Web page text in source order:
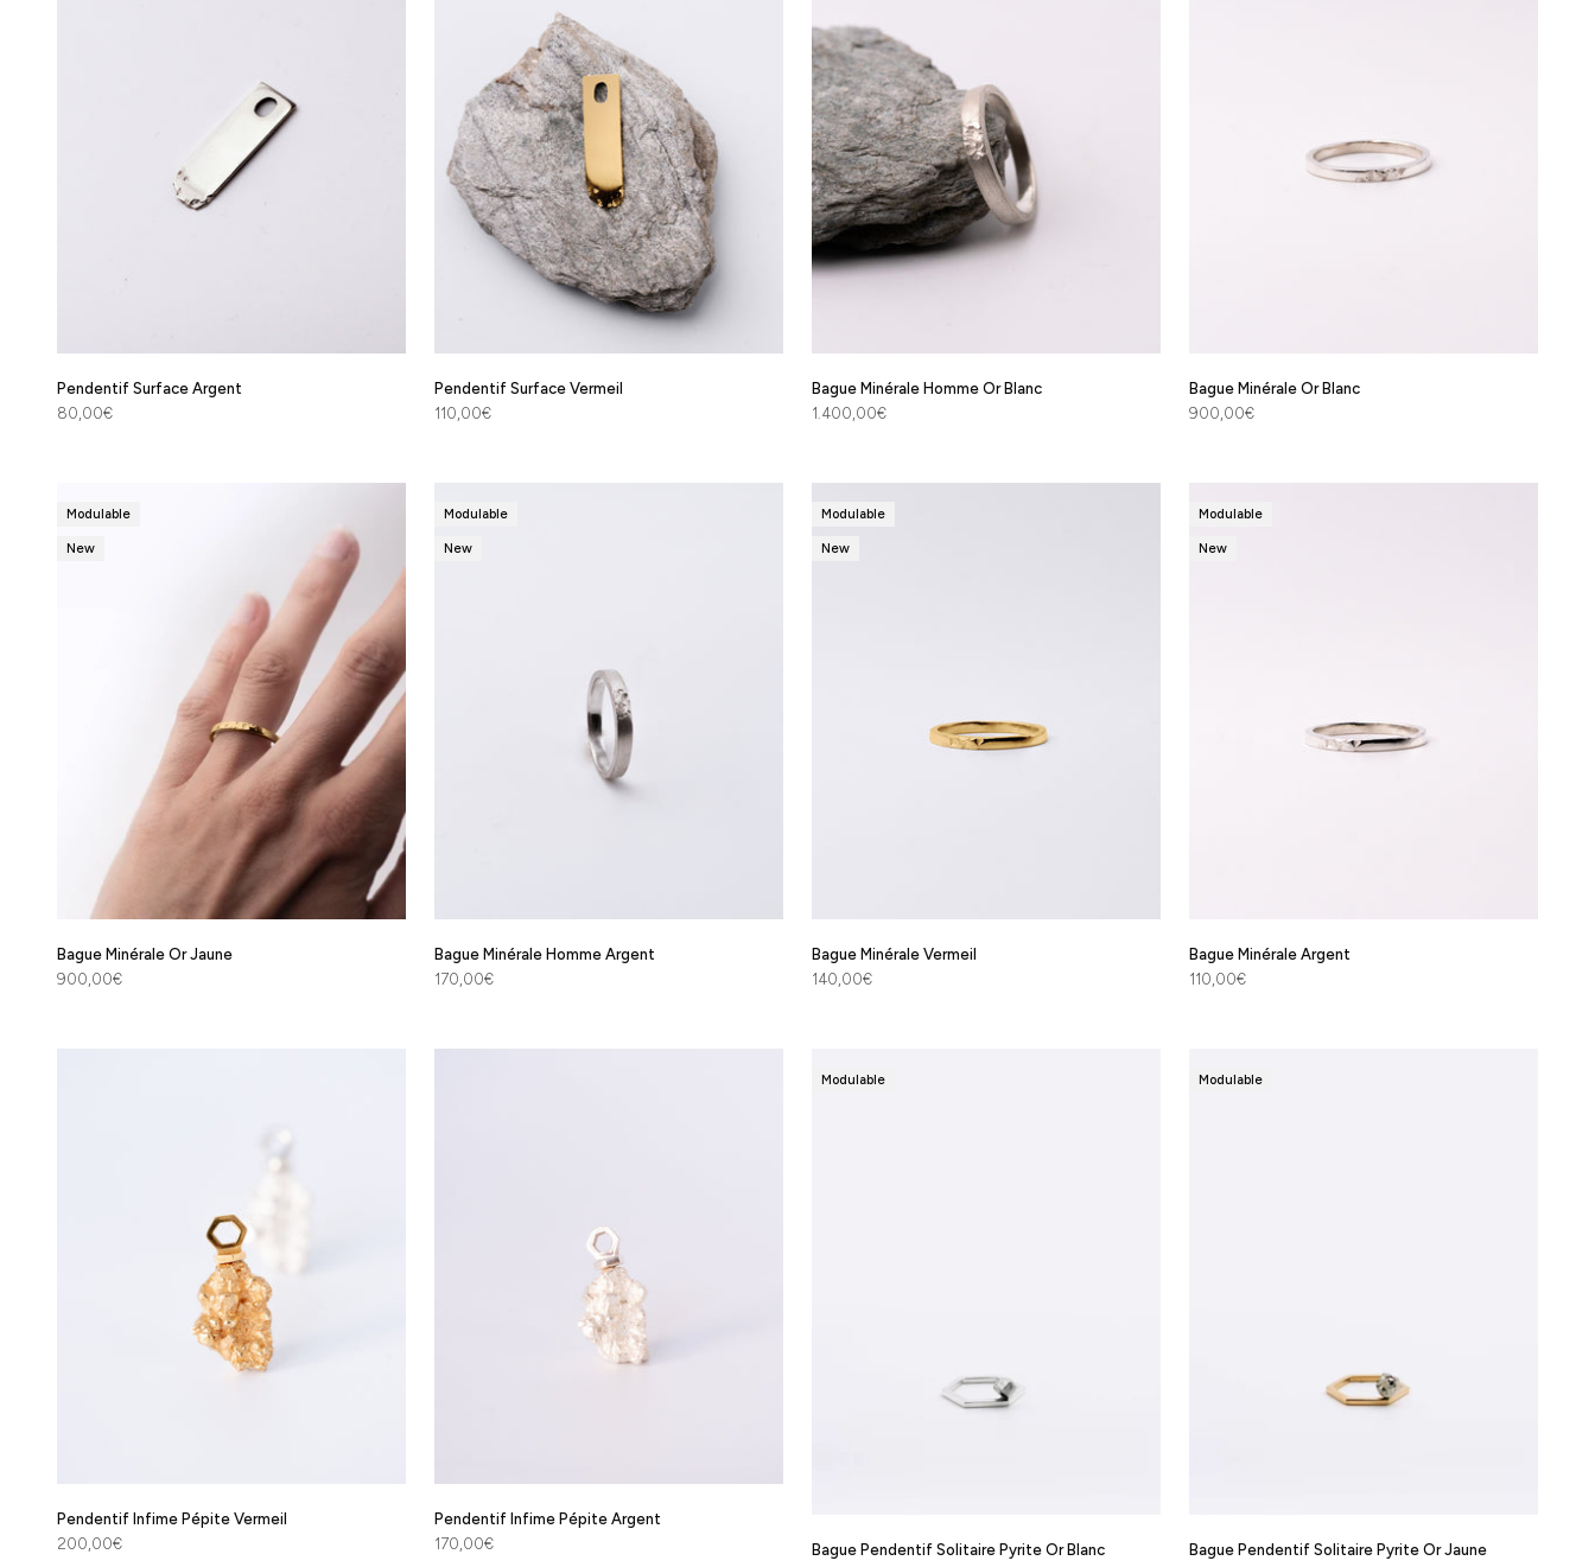
Pendentif Surface Argent
Prix de vente
80,00€
Pendentif Surface Vermeil
Prix de vente
110,00€
Bague Minérale Homme Or Blanc
Prix de vente
1.400,00€
Bague Minérale Or Blanc
Prix de vente
900,00€
Modulable
New
Bague Minérale Or Jaune
Prix de vente
900,00€
Modulable
New
Bague Minérale Homme Argent
Prix de vente
170,00€
Modulable
New
Bague Minérale Vermeil
Prix de vente
140,00€
Modulable
New
Bague Minérale Argent
Prix de vente
110,00€
Pendentif Infime Pépite Vermeil
Prix de vente
200,00€
Pendentif Infime Pépite Argent
Prix de vente
170,00€
Modulable
Bague Pendentif Solitaire Pyrite Or Blanc
Modulable
Bague Pendentif Solitaire Pyrite Or Jaune